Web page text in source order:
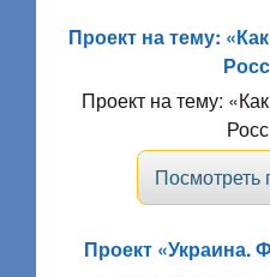
Проект на тему:
Проект на тему:
Посмотреть
Проект «Украина.